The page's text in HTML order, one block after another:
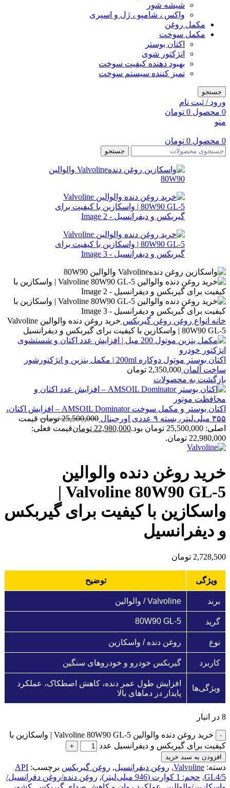
شیشه شور
واکس ، شامپو ، ژل و اسپری
مکمل روغن
مکمل سوخت
اکتان بوستر
انژکتور شوی
بهبود دهنده کیفیت سوخت
تمیز کننده سیستم سوخت
جستجو
ورود / ثبت نام
0 محصول 0 تومان
منو
0 محصول 0 تومان
جستجو
خانه انواع روغن روغن گیربکس
خرید روغن دنده والوالین Valvoline
80W90 GL-5 | واسکازین با کیفیت برای گیربکس و دیفرانسیل
اکتان بوستر موتول دوکاره 200ml | مکمل بنزین و انژکتورشور
ساخت آلمان 2,350,000 تومان
بازگشت به محصولات
اکتان بوستر و مکمل سوخت AMSOIL Dominator – افزایش اکتان،
۳۵۵ میلی‌لیتر، بسته ۹ عددی اورجینال
25,500,000 تومان قیمت
اصلی: 25,500,000 تومان بود.
22,980,000 تومانقیمت فعلی:
22,980,000 تومان.
خرید روغن دنده والوالین
Valvoline 80W90 GL-5 |
واسکازین با کیفیت برای گیربکس
و دیفرانسیل
2,728,500 تومان
ویژگی توضیح
برند Valvoline / والوالین
گرید 80W90 GL-5
نوع روغن دنده / واسکازین
کاربرد گیربکس خودرو و خودروهای سنگین
ویژگی‌ها
افزایش طول عمر دنده، کاهش اصطکاک، عملکرد
پایدار در دماهای بالا
8 در انبار
خرید روغن دنده والوالین Valvoline 80W90 GL-5 | واسکازین با
کیفیت برای گیربکس و دیفرانسیل عدد
افزودن به سبد خرید
دسته: Valvoline
, روغن دیفرانسیل, روغن گیربکس برچسب: API
GL4/5
, حجم: 1 کوارت (946 میلی‌لیتر) , روغن دنده/روغن دفرانسیل/